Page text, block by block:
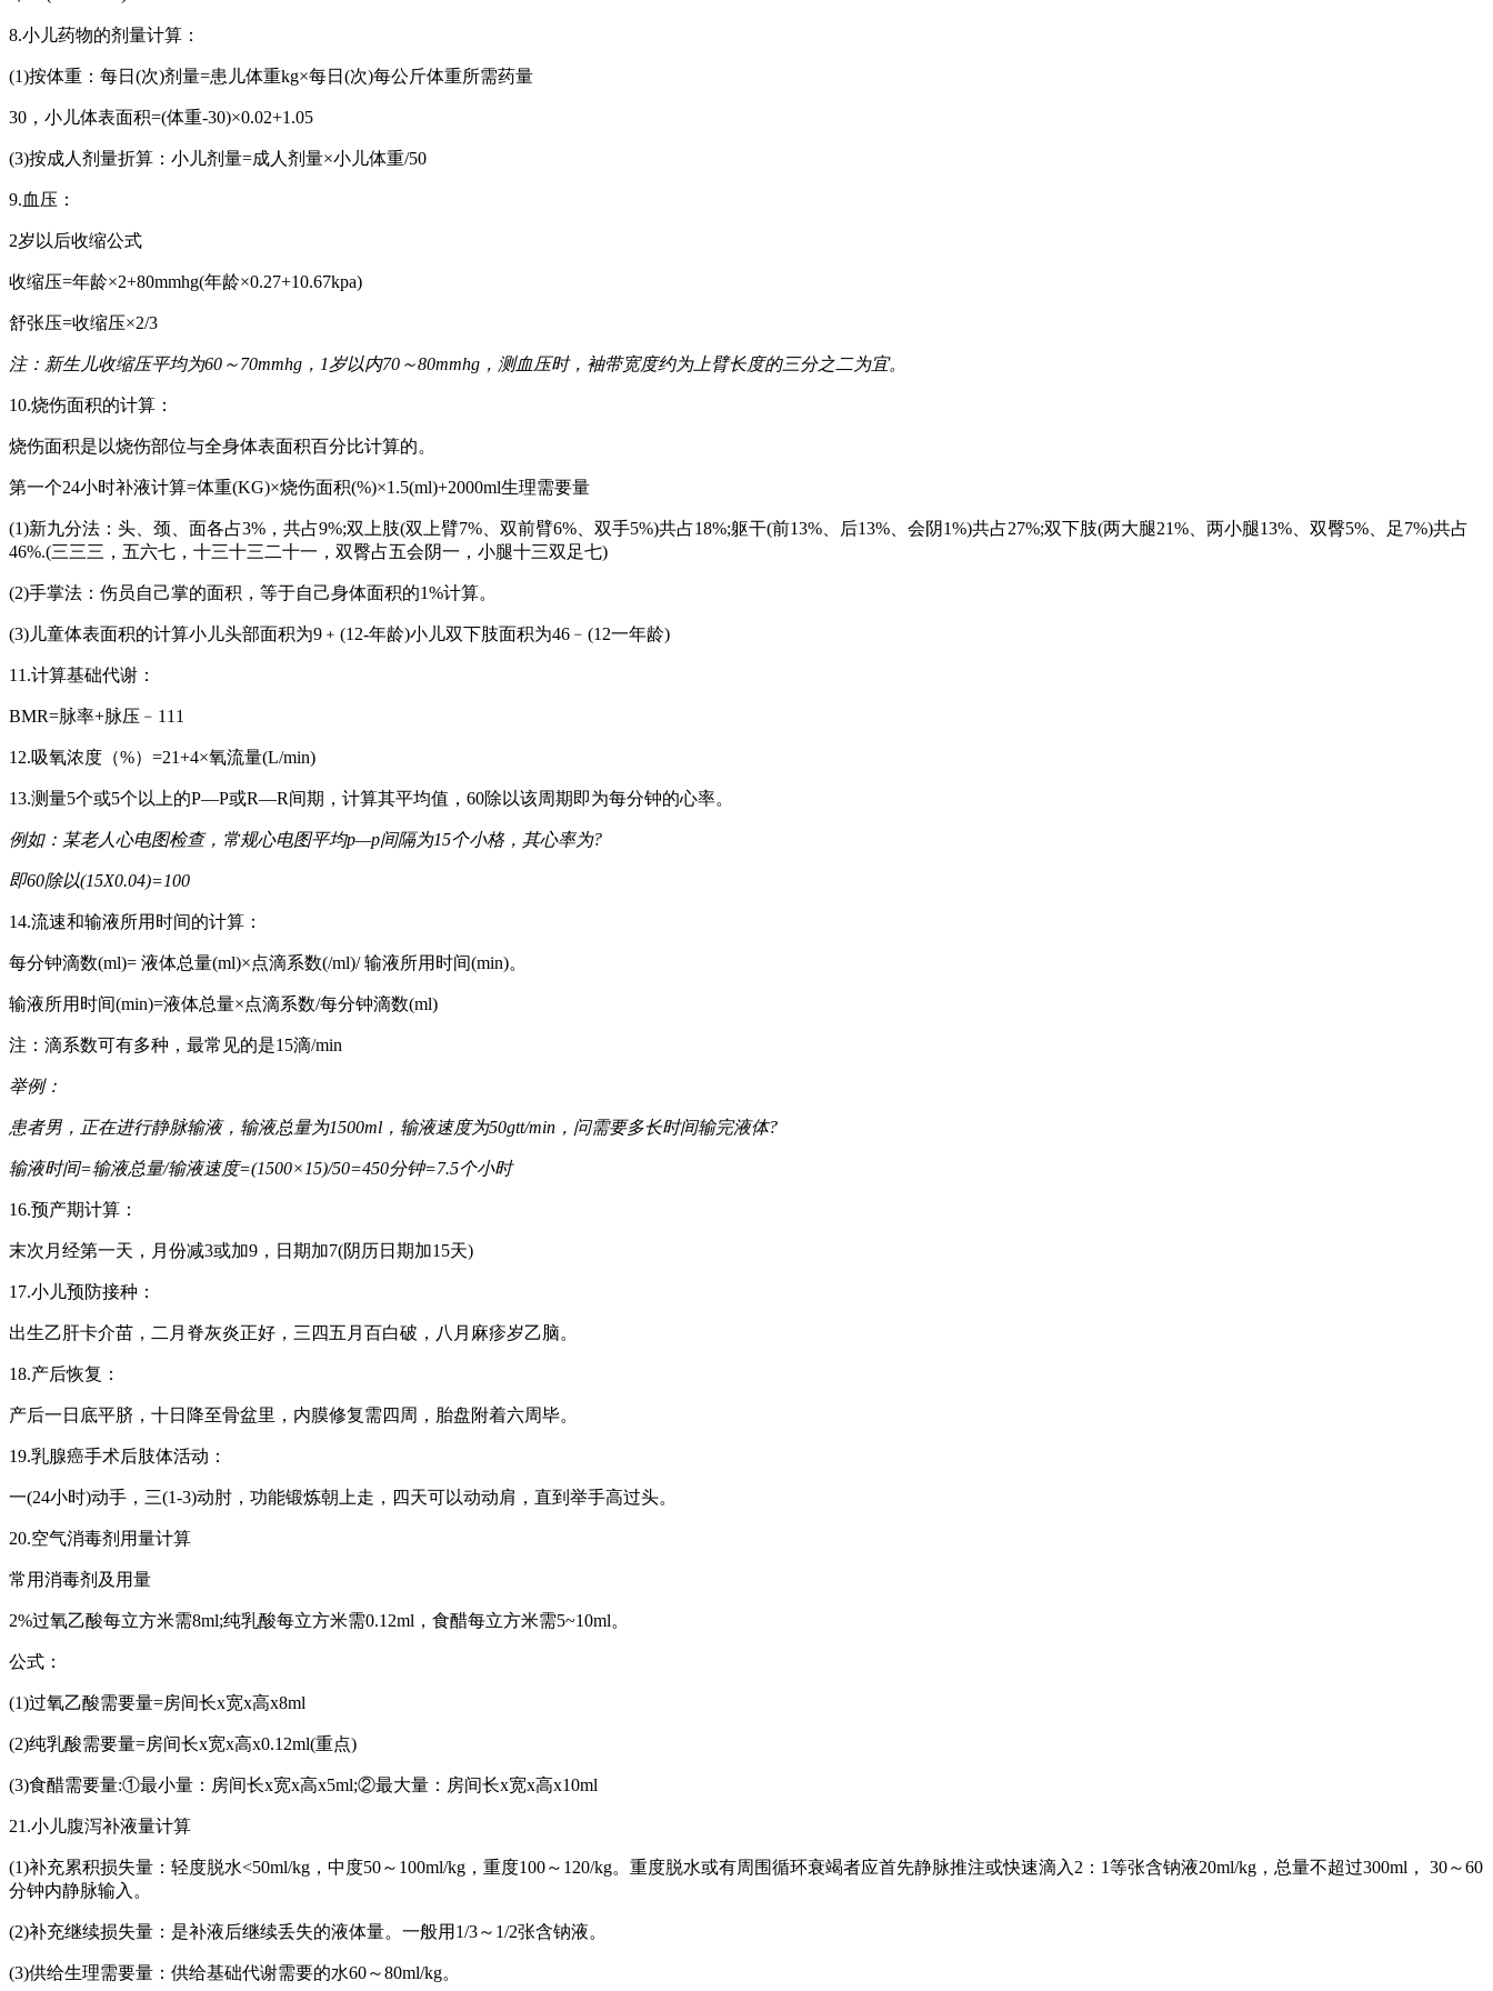
8.小儿药物的剂量计算：
(1)按体重：每日(次)剂量=患儿体重kg×每日(次)每公斤体重所需药量
30，小儿体表面积=(体重-30)×0.02+1.05
(3)按成人剂量折算：小儿剂量=成人剂量×小儿体重/50
9.血压：
2岁以后收缩公式
收缩压=年龄×2+80mmhg(年龄×0.27+10.67kpa)
舒张压=收缩压×2/3
注：新生儿收缩压平均为60～70mmhg，1岁以内70～80mmhg，测血压时，袖带宽度约为上臂长度的三分之二为宜。
10.烧伤面积的计算：
烧伤面积是以烧伤部位与全身体表面积百分比计算的。
第一个24小时补液计算=体重(KG)×烧伤面积(%)×1.5(ml)+2000ml生理需要量
(1)新九分法：头、颈、面各占3%，共占9%;双上肢(双上臂7%、双前臂6%、双手5%)共占18%;躯干(前13%、后13%、会阴1%)共占27%;双下肢(两大腿21%、两小腿13%、双臀5%、足7%)共占
46%.(三三三，五六七，十三十三二十一，双臀占五会阴一，小腿十三双足七)
(2)手掌法：伤员自己掌的面积，等于自己身体面积的1%计算。
(3)儿童体表面积的计算小儿头部面积为9﹢(12-年龄)小儿双下肢面积为46﹣(12一年龄)
11.计算基础代谢：
BMR=脉率+脉压﹣111
12.吸氧浓度（%）=21+4×氧流量(L/min)
13.测量5个或5个以上的P—P或R—R间期，计算其平均值，60除以该周期即为每分钟的心率。
例如：某老人心电图检查，常规心电图平均p—p间隔为15个小格，其心率为?
即60除以(15X0.04)=100
14.流速和输液所用时间的计算：
每分钟滴数(ml)= 液体总量(ml)×点滴系数(/ml)/ 输液所用时间(min)。
输液所用时间(min)=液体总量×点滴系数/每分钟滴数(ml)
注：滴系数可有多种，最常见的是15滴/min
举例：
患者男，正在进行静脉输液，输液总量为1500ml，输液速度为50gtt/min，问需要多长时间输完液体?
输液时间=输液总量/输液速度=(1500×15)/50=450分钟=7.5个小时
16.预产期计算：
末次月经第一天，月份减3或加9，日期加7(阴历日期加15天)
17.小儿预防接种：
出生乙肝卡介苗，二月脊灰炎正好，三四五月百白破，八月麻疹岁乙脑。
18.产后恢复：
产后一日底平脐，十日降至骨盆里，内膜修复需四周，胎盘附着六周毕。
19.乳腺癌手术后肢体活动：
一(24小时)动手，三(1-3)动肘，功能锻炼朝上走，四天可以动动肩，直到举手高过头。
20.空气消毒剂用量计算
常用消毒剂及用量
2%过氧乙酸每立方米需8ml;纯乳酸每立方米需0.12ml，食醋每立方米需5~10ml。
公式：
(1)过氧乙酸需要量=房间长x宽x高x8ml
(2)纯乳酸需要量=房间长x宽x高x0.12ml(重点)
(3)食醋需要量:①最小量：房间长x宽x高x5ml;②最大量：房间长x宽x高x10ml
21.小儿腹泻补液量计算
(1)补充累积损失量：轻度脱水<50ml/kg，中度50～100ml/kg，重度100～120/kg。重度脱水或有周围循环衰竭者应首先静脉推注或快速滴入2：1等张含钠液20ml/kg，总量不超过300ml， 30～60
分钟内静脉输入。
(2)补充继续损失量：是补液后继续丢失的液体量。一般用1/3～1/2张含钠液。
(3)供给生理需要量：供给基础代谢需要的水60～80ml/kg。